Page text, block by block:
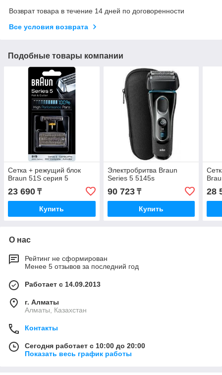
Возврат товара в течение 14 дней по договоренности
Все условия возврата
Подобные товары компании
Сетка + режущий блок
Braun 51S серия 5
23 690 ₸
Купить
Электробритва Braun
Series 5 5145s
90 723₸
Купить
28
О нас
Рейтинг не сформирован
Менее 5 отзывов за последний год
Работает с 14.09.2013
г. Алматы
Алматы, Казахстан
Контакты
Сегодня работает с 10:00 до 20:00
Показать весь график работы